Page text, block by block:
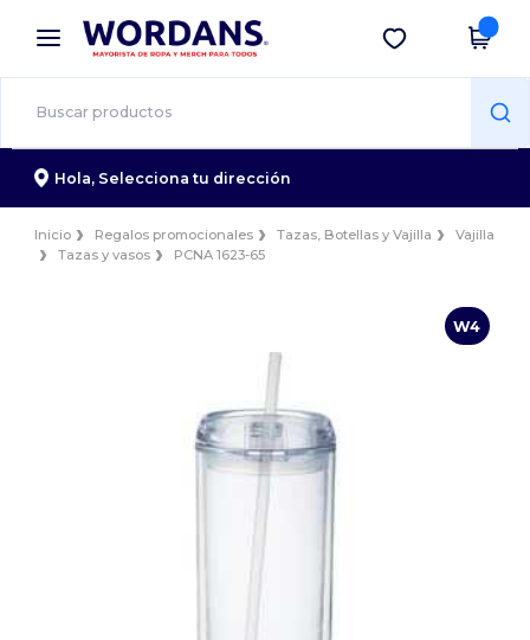
× App de Wordans
¡Mejores precios en app!
Descargar app
Hola, Selecciona tu dirección
Inicio Regalos promocionales Tazas, Botellas y Vajilla
Vajilla
Tazas y vasos
PCNA 1623-65
W4